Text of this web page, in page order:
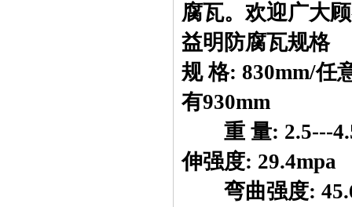
腐瓦。欢迎广大
益明防腐瓦规格
规 格: 830mm/任
有930mm
重 量: 2.5---
伸强度: 29.4mpa
弯曲强度: